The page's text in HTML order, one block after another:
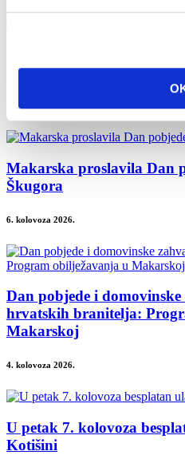
dječjem igralištu
7. kolovoza 2026.
Makarska proslavila Dan
Škugora
6. kolovoza 2026.
Dan pobjede i
hrvatskih branitelja:
Makarskoj
4. kolovoza 2026.
U petak 7. kolovoza
Kotišini